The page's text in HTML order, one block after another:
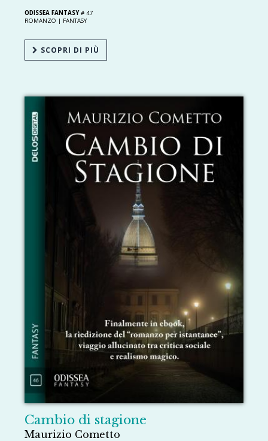
ODISSEA FANTASY# 47
ROMANZO | FANTASY
SCOPRI DI PIÙ
Cambio di stagione
Maurizio Cometto